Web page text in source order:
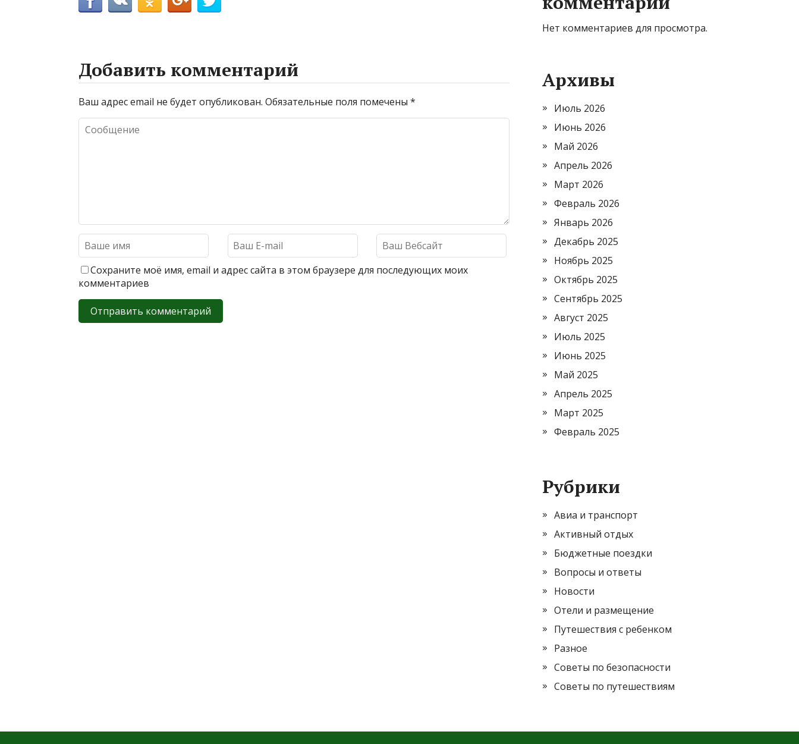
Добавить комментарий
Ваш адрес email не будет опубликован. Обязательные поля помечены *
Сохраните моё имя, email и адрес сайта в этом браузере для последующих моих
комментариев
Нет комментариев для просмотра.
Архивы
Июль 2026
Июнь 2026
Май 2026
Апрель 2026
Март 2026
Февраль 2026
Январь 2026
Декабрь 2025
Ноябрь 2025
Октябрь 2025
Сентябрь 2025
Август 2025
Июль 2025
Июнь 2025
Май 2025
Апрель 2025
Март 2025
Февраль 2025
Рубрики
Авиа и транспорт
Активный отдых
Бюджетные поездки
Вопросы и ответы
Новости
Отели и размещение
Путешествия с ребенком
Разное
Советы по безопасности
Советы по путешествиям